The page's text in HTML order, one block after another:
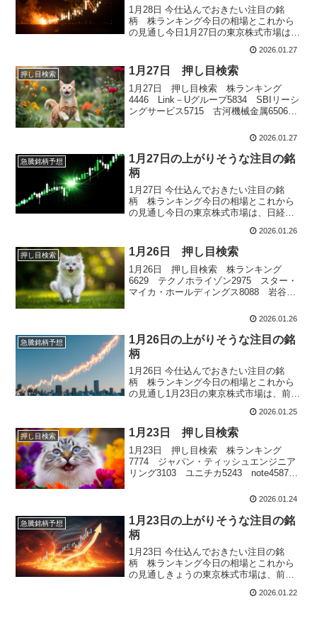
1月28日 今仕込んでおきたい注目の銘
柄 株ランキング今日の相場とこれから
の見通し今日1月27日の東京株式市場は、
いが強い一日となりました。日経平均株
価は朝方こそ、前日に為替が急激に円高
方向へ振れた流れを引き継ぎ、日米当局
による為替介入への警戒感もあって...
2026.01.27
押し目検索 1月27日 押し目検索
1月27日 押し目検索 株ランキング
4446 Link－Uグループ5834 SBIリーシ
ングサービス5715 古河機械金属6506
2026.01.27
急騰銘柄予想
1月27日の上がりそうな注目の銘
柄
1月27日 今仕込んでおきたい注目の銘
柄 株ランキング今日の相場とこれから
の見通し今日の東京株式市場は、日経平
り、これまでの上昇基調に対する調整色
が一気に強まる一日となりました。前週
末の米国株市場がまちまちで方向感を欠
くなか、東京市場では朝方から売り...
2026.01.26
押し目検索 1月26日 押し目検索
1月26日 押し目検索 株ランキング
6629 テクノホライゾン2975 スター・
マイカ・ホールディングス8088 岩谷産
2026.01.26
急騰銘柄予想
1月26日の上がりそうな注目の銘
柄
1月26日 今仕込んでおきたい注目の銘
柄 株ランキング今日の相場とこれから
の見通し1月23日の東京株式市場は、前日
ともに続伸となりました。日経平均は朝
方こそ堅調に始まりましたが、寄り付き
後は一時マイナス圏に沈むなど方向感に
欠ける動きとなり、その後は再...
2026.01.25
押し目検索 1月23日 押し目検索
1月23日 押し目検索 株ランキング
7774 ジャパン・ティッシュエンジニア
リング3103 ユニチカ5243 note4587
2026.01.24
急騰銘柄予想
1月23日の上がりそうな注目の銘
柄
1月23日 今仕込んでおきたい注目の銘
柄 株ランキング今日の相場とこれから
の見通しきょうの東京株式市場は、前日
の改善を背景に大幅な反発となりまし
2026.01.22